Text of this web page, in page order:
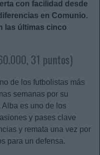
con facilidad desde
en Comunio.
las últimas cinco
31 puntos)
de los futbolistas más
semanas por su
es uno de los
y pases clave
y remata una vez por
para un defensa.